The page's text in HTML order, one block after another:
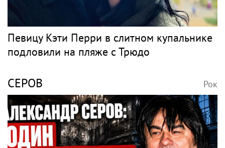
Певицу Кэти Перри в слитном купальнике
подловили на пляже с Трюдо
СЕРОВ Рок